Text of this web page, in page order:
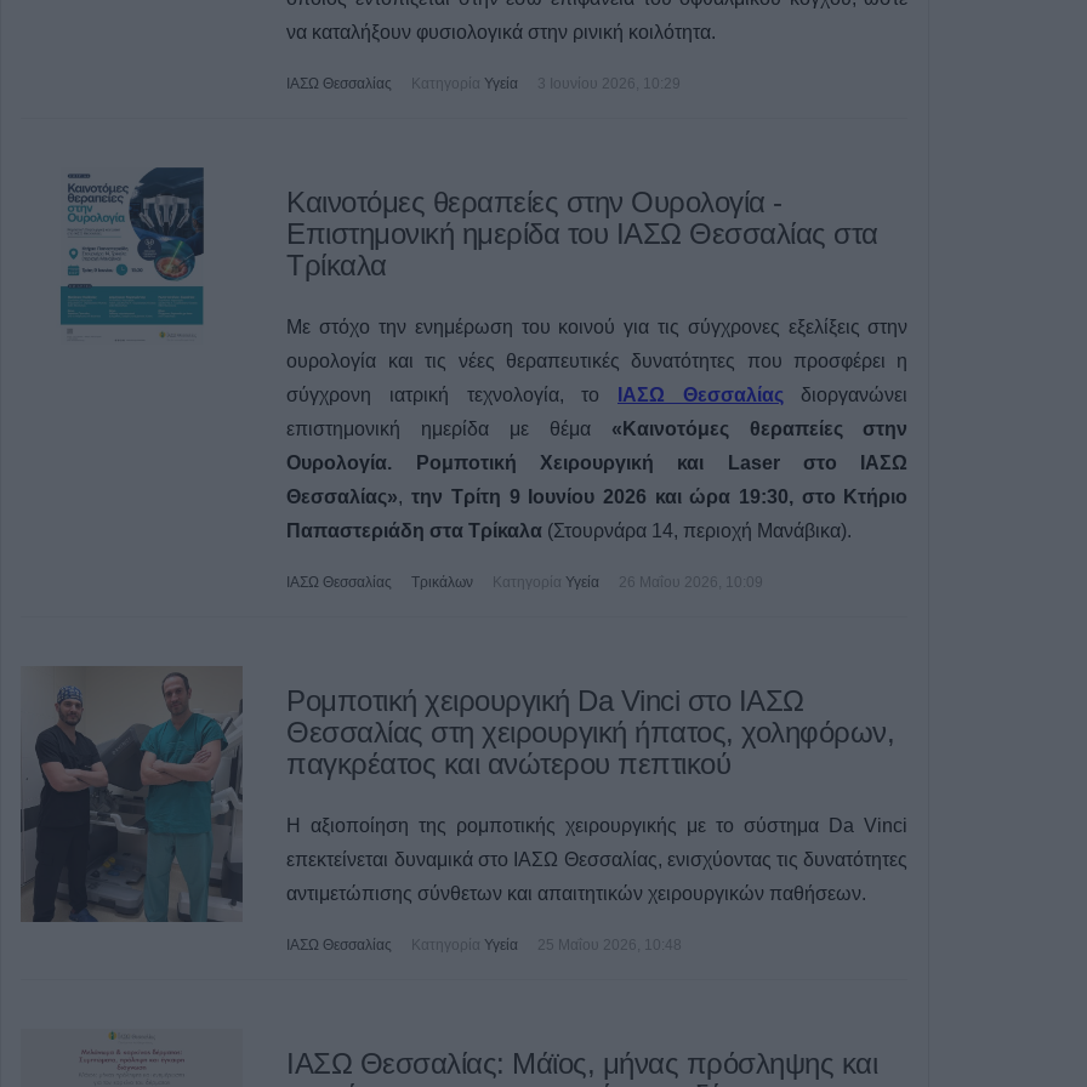
να καταλήξουν φυσιολογικά στην ρινική κοιλότητα.
ΙΑΣΩ Θεσσαλίας Κατηγορία Υγεία 3 Ιουνίου 2026, 10:29
Καινοτόμες θεραπείες στην Ουρολογία -
Επιστημονική ημερίδα του ΙΑΣΩ Θεσσαλίας στα
Τρίκαλα
Με στόχο την ενημέρωση του κοινού για τις σύγχρονες εξελίξεις στην
ουρολογία και τις νέες θεραπευτικές δυνατότητες που προσφέρει η
σύγχρονη ιατρική τεχνολογία, το
ΙΑΣΩ Θεσσαλίας διοργανώνει
επιστημονική ημερίδα με θέμα «Καινοτόμες θεραπείες στην
Ουρολογία. Ρομποτική Χειρουργική και
Laserστο ΙΑΣΩ
Θεσσαλίας»,την Τρίτη 9 Ιουνίου 2026 και ώρα 19:30, στο Κτήριο
Παπαστεριάδη στα Τρίκαλα (Στουρνάρα 14, περιοχή Μανάβικα).
ΙΑΣΩ Θεσσαλίας Τρικάλων Κατηγορία Υγεία 26 Μαΐου 2026, 10:09
Ρομποτική χειρουργική Da Vinci στο ΙΑΣΩ
Θεσσαλίας στη χειρουργική ήπατος, χοληφόρων,
παγκρέατος και ανώτερου πεπτικού
Η αξιοποίηση της ρομποτικής χειρουργικής με το σύστημα Da Vinci
επεκτείνεται δυναμικά στο ΙΑΣΩ Θεσσαλίας, ενισχύοντας τις δυνατότητες
αντιμετώπισης σύνθετων και απαιτητικών χειρουργικών παθήσεων.
ΙΑΣΩ Θεσσαλίας Κατηγορία Υγεία 25 Μαΐου 2026, 10:48
ΙΑΣΩ Θεσσαλίας: Μάϊος, μήνας πρόσληψης και